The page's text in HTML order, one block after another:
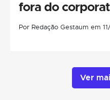
fora do
Por Redação Gestaum em
Ver